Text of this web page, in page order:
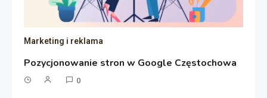
Marketing i reklama
Pozycjonowanie stron w Google Częstochowa
0